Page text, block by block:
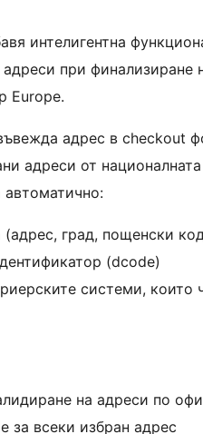
интелигентна
при финализиране
Europe.
адрес в checkout
адреси от
автоматично:
(адрес, град, пощенски
(dcode)
системи, които
на адреси по
за всеки избран адрес